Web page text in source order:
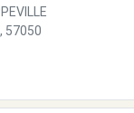
57050